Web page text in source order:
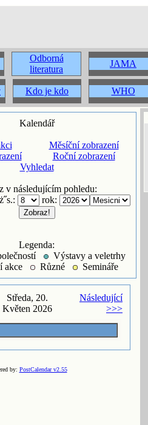
Odborná
literatura
JAMA
Kdo je kdo WHO
Kalendář
Měsíční zobrazení
Roční zobrazení
Vyhledat
v následujícím pohledu:
rok:
Legenda:
Výstavy a veletrhy
akce
Různé Semináře
Středa, 20.
Květen 2026
Následující
>>>
by: PostCalendar v2.55